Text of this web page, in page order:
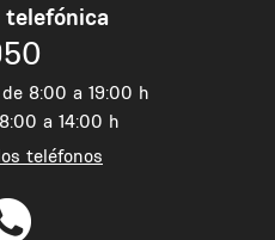
8:00 a 19:00 h
a 14:00 h
teléfonos